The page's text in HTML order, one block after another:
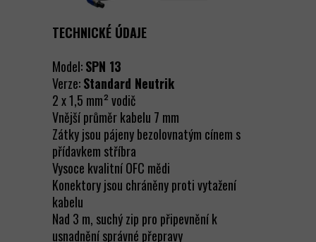
TECHNICKÉ ÚDAJE
Model:SPN 13
Verze:Standard Neutrik
2 x 1,5 mm² vodič
Vnější průměr kabelu 7 mm
Zátky jsou pájeny bezolovnatým cínem s
přídavkem stříbra
Vysoce kvalitní OFC mědi
Konektory jsou chráněny proti vytažení
kabelu
Nad 3 m, suchý zip pro připevnění k
usnadnění správné přepravy